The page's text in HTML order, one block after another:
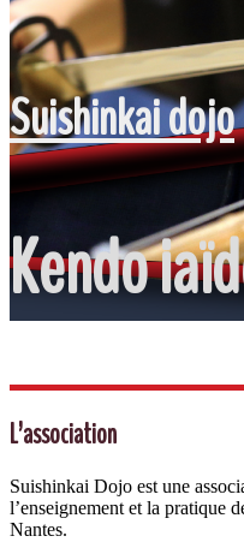
Suishinkai dojo
Kendo
L’association
Suishinkai Dojo est une
l’enseignement et la pratique
Nantes.